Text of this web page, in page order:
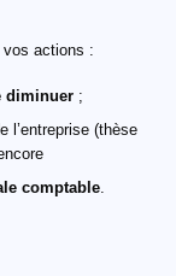
vos actions :
diminuer ;
l’entreprise (thèse
comptable.